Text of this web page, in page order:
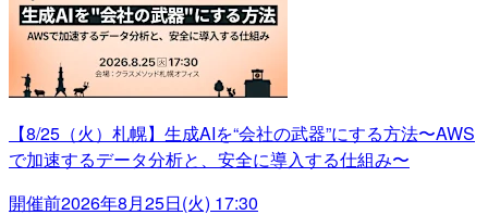
【8/25（火）札幌】生成AIを“会社の武器”にする方法〜AWS
で加速するデータ分析と、安全に導入する仕組み〜
開催前2026年8月25日(火) 17:30